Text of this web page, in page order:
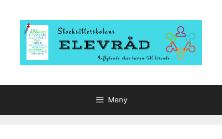
innehåll
Meny